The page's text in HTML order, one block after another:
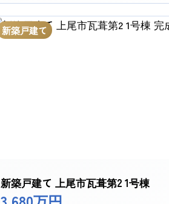
✉ この物件に問い合わせる
新築戸建て
新築戸建て 上尾市瓦葺第2 1号棟